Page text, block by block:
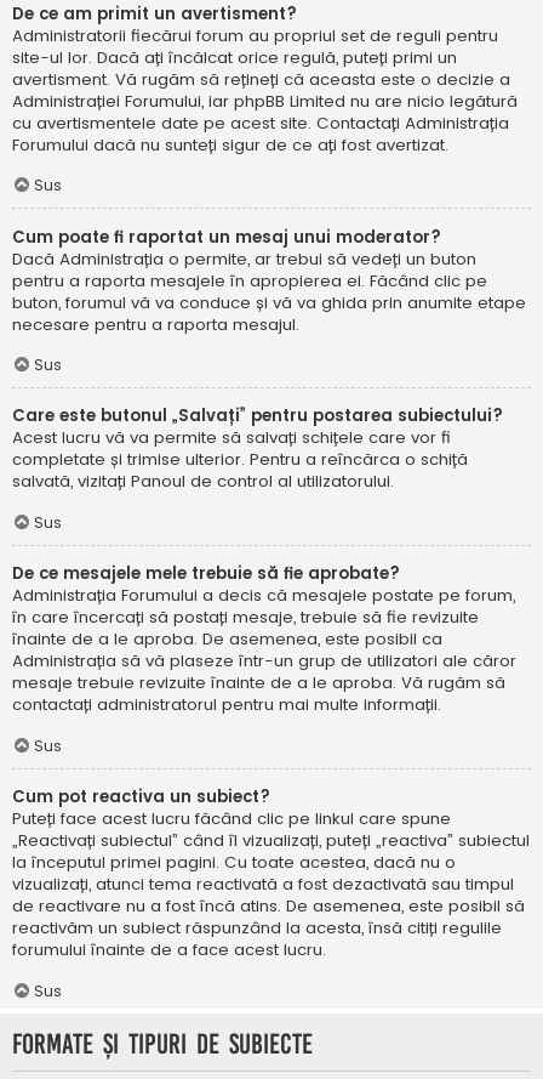
De ce am primit un avertisment?
Administratorii fiecărui forum au propriul set de reguli pentru
site-ul lor. Dacă ați încălcat orice regulă, puteți primi un
avertisment. Vă rugăm să rețineți că aceasta este o decizie a
Administrației Forumului, iar phpBB Limited nu are nicio legătură
cu avertismentele date pe acest site. Contactați Administrația
Forumului dacă nu sunteți sigur de ce ați fost avertizat.
Sus
Cum poate fi raportat un mesaj unui moderator?
Dacă Administrația o permite, ar trebui să vedeți un buton
pentru a raporta mesajele în apropierea ei. Făcând clic pe
buton, forumul vă va conduce și vă va ghida prin anumite etape
necesare pentru a raporta mesajul.
Sus
Care este butonul „Salvați” pentru postarea subiectului?
Acest lucru vă va permite să salvați schițele care vor fi
completate și trimise ulterior. Pentru a reîncărca o schiță
salvată, vizitați Panoul de control al utilizatorului.
Sus
De ce mesajele mele trebuie să fie aprobate?
Administrația Forumului a decis că mesajele postate pe forum,
în care încercați să postați mesaje, trebuie să fie revizuite
înainte de a le aproba. De asemenea, este posibil ca
Administrația să vă plaseze într-un grup de utilizatori ale căror
mesaje trebuie revizuite înainte de a le aproba. Vă rugăm să
contactați administratorul pentru mai multe informații.
Sus
Cum pot reactiva un subiect?
Puteți face acest lucru făcând clic pe linkul care spune
„Reactivați subiectul” când îl vizualizați, puteți „reactiva” subiectul
la începutul primei pagini. Cu toate acestea, dacă nu o
vizualizați, atunci tema reactivată a fost dezactivată sau timpul
de reactivare nu a fost încă atins. De asemenea, este posibil să
reactivăm un subiect răspunzând la acesta, însă citiți regulile
forumului înainte de a face acest lucru.
Sus
Formate și tipuri de subiecte